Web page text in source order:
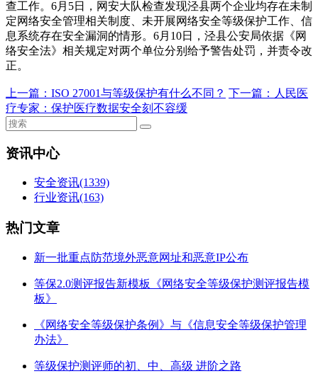
查工作。6月5日，网安大队检查发现泾县两个企业均存在未制
定网络安全管理相关制度、未开展网络安全等级保护工作、信
息系统存在安全漏洞的情形。6月10日，泾县公安局依据《网
络安全法》相关规定对两个单位分别给予警告处罚，并责令改
正。
上一篇： ISO 27001与等级保护有什么不同？ 下一篇： 人民医
疗专家：保护医疗数据安全刻不容缓
资讯中心
安全资讯(1339)
行业资讯(163)
热门文章
新一批重点防范境外恶意网址和恶意IP公布
等保2.0测评报告新模板《网络安全等级保护测评报告模
板》
《网络安全等级保护条例》与《信息安全等级保护管理
办法》
等级保护测评师的初、中、高级 进阶之路